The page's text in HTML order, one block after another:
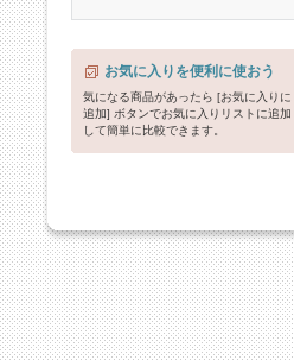
お気に入りを便利に使おう
気になる商品があったら [お気に入りに
追加] ボタンでお気に入りリストに追加
して簡単に比較できます。